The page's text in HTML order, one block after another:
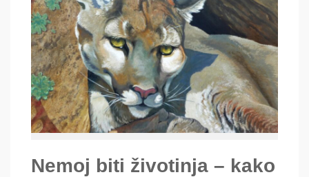
Nemoj biti životinja – kako